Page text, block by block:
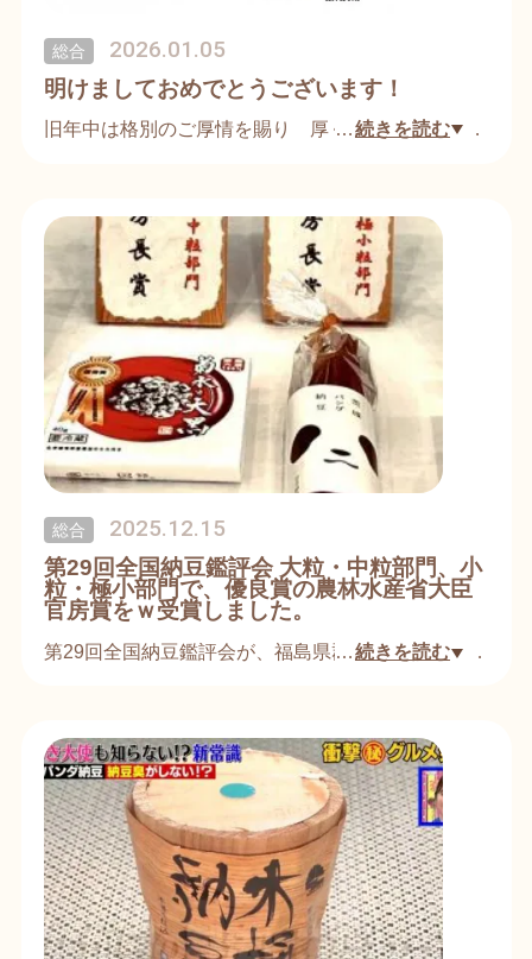
総合 2026.01.05
明けましておめでとうございます！
旧年中は格別のご厚情を賜り 厚く御礼申し上げま
さて、昨年開催されました「全国納豆鑑評会」にお
きまして幸いにもダブル受賞という身に余る栄誉を
授かりおかげさまで通算十度目という一つの節目を
迎えることができました。
これもひとえに 皆様の温かいご支援の賜物と深く
感謝いたしております。
本年もこの評価に甘んじることなく「ひたちの納豆
屋」
として さらなる品質の向上と美味しい納豆作りに
邁進してまいる所存です。
皆様の益々のご健勝とご多幸を心よりお祈り申し上
令和八年 元旦
…続きを読む
総合 2025.12.15
第29回全国納豆鑑評会 大粒・中粒部門、小
粒・極小部門で、優良賞の農林水産省大臣
官房賞をｗ受賞しました。
第29回全国納豆鑑評会が、福島県郡山市の郡山ビュ
日立の納豆屋菊水食品は、大粒・中粒部門に「菊水
の大黒」、小粒・極小粒部門に「茨城パンダ納豆わ
らつと」をエントリーしました。
結果は、昨年に引き続き菊水の大黒が、優良賞の農
林水産省大臣官房賞を受賞し、さらに、茨城パンダ
納豆わらつとも優秀賞の農林水産省大臣官房賞を頂
戴いたしました。
…続きを読む